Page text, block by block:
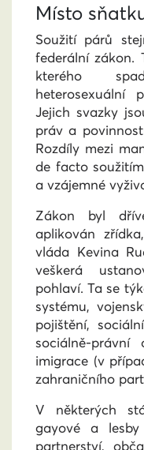
Místo
Soužití párů
federální zákon.
kterého
heterosexuální
Jejich svazky
práv a
Rozdíly mezi
de facto
a vzájemné
Zákon byl
aplikován
vláda Kevina
veškerá
pohlaví. Ta se
systému,
pojištění,
sociálně-
imigrace (v
zahraničního
V některých
gayové a
partnerství,